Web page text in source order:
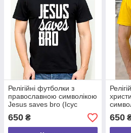
Релігійні футболки з
православною символікою
Jesus saves bro (Ісус
рятує бро), християнські x/
б розмір S
650 ₴
розмір
650